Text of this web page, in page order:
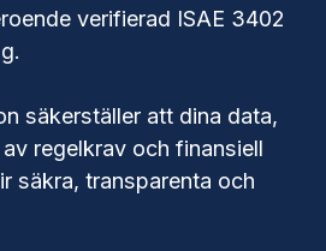
verifierad ISAE 3402
säkerställer att dina data,
regelkrav och finansiell
säkra, transparenta och